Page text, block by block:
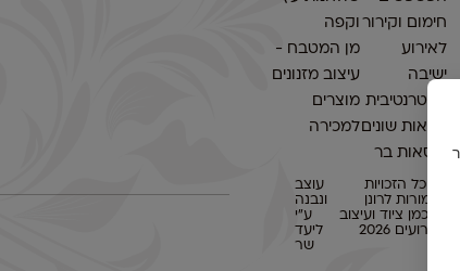
חימום וקירור
לאירוע
ישיבה
אלטרנטיבית
כסאות שונים
וכסאות בר
וקפה
מן המטבח -
עיצוב מזנונים
מוצרים
למכירה
© כל הזכויות
שמורות לרונן
הוכמן ציוד ועיצוב
אירועים 2026
עוצב
ונבנה
ע״י
ליעד
שר